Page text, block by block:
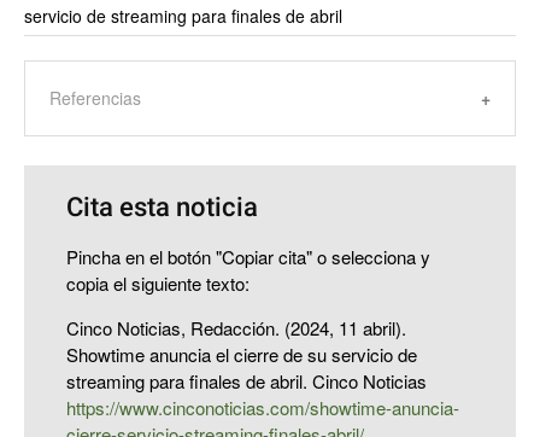
servicio de streaming para finales de abril
Referencias
Cita esta noticia
Pincha en el botón "Copiar cita" o selecciona y
copia el siguiente texto:
Cinco Noticias, Redacción. (2024, 11 abril).
Showtime anuncia el cierre de su servicio de
streaming para finales de abril. Cinco Noticias
https://www.cinconoticias.com/showtime-anuncia-